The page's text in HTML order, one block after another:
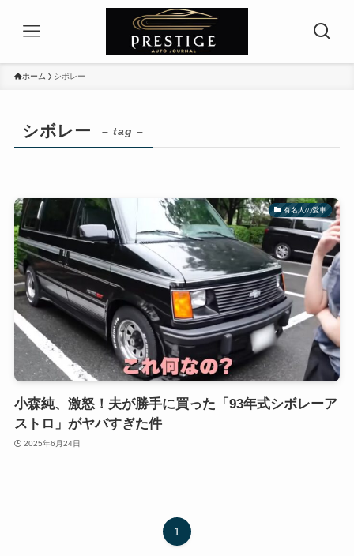
ホーム シボレー
シボレー – tag –
有名人の愛車
小森純、激怒！夫が勝手に買った「93年式シボレーア
ストロ」がヤバすぎた件
2025年6月24日
1